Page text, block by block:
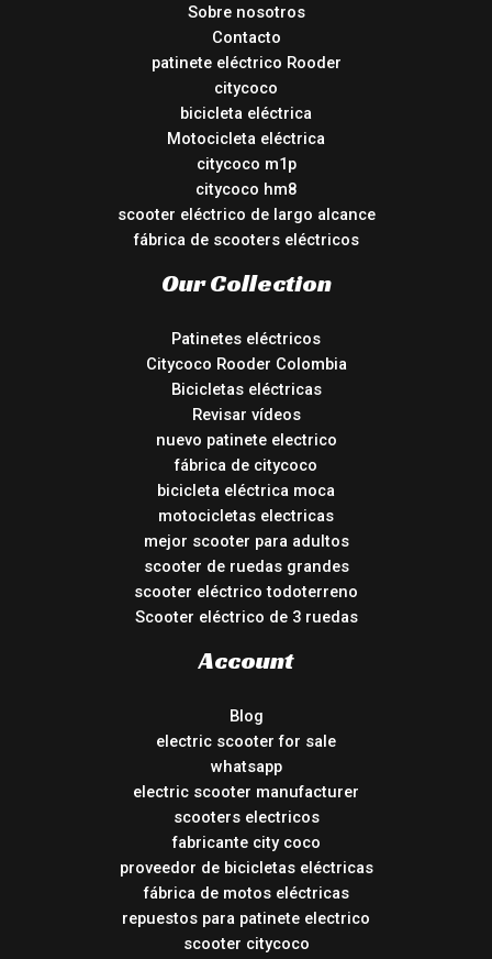
Sobre nosotros
Contacto
patinete eléctrico Rooder
citycoco
bicicleta eléctrica
Motocicleta eléctrica
citycoco m1p
citycoco hm8
scooter eléctrico de largo alcance
fábrica de scooters eléctricos
Our Collection
Patinetes eléctricos
Citycoco Rooder Colombia
Bicicletas eléctricas
Revisar vídeos
nuevo patinete electrico
fábrica de citycoco
bicicleta eléctrica moca
motocicletas electricas
mejor scooter para adultos
scooter de ruedas grandes
scooter eléctrico todoterreno
Scooter eléctrico de 3 ruedas
Account
Blog
electric scooter for sale
whatsapp
electric scooter manufacturer
scooters electricos
fabricante city coco
proveedor de bicicletas eléctricas
fábrica de motos eléctricas
repuestos para patinete electrico
scooter citycoco